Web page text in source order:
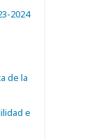
2024
de la
e